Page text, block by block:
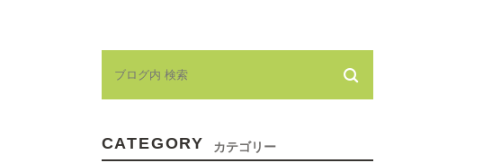
CATEGORY カテゴリー